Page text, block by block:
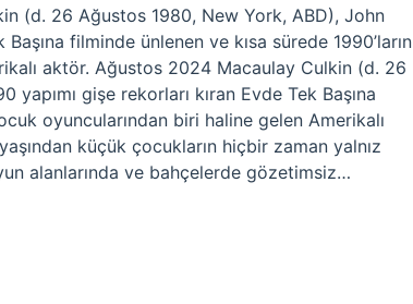
(d. 26 Ağustos 1980, New York, ABD), John
filminde ünlenen ve kısa sürede 1990’ların
aktör. Ağustos 2024 Macaulay Culkin (d. 26
gişe rekorları kıran Evde Tek Başına
oyuncularından biri haline gelen Amerikalı
küçük çocukların hiçbir zaman yalnız
alanlarında ve bahçelerde gözetimsiz…